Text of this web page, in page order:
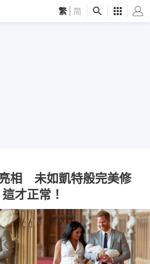
繁 简
相 未如凱特般完美修
才正常！